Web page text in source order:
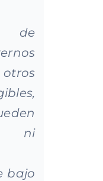
de
ni
bajo